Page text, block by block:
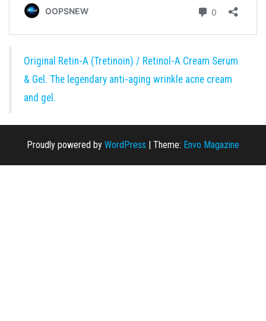
Original Retin-A (Tretinoin) / Retinol-A Cream Serum
& Gel. The legendary anti-aging wrinkle acne cream
and gel.
Proudly powered by WordPress | Theme: Envo Magazine